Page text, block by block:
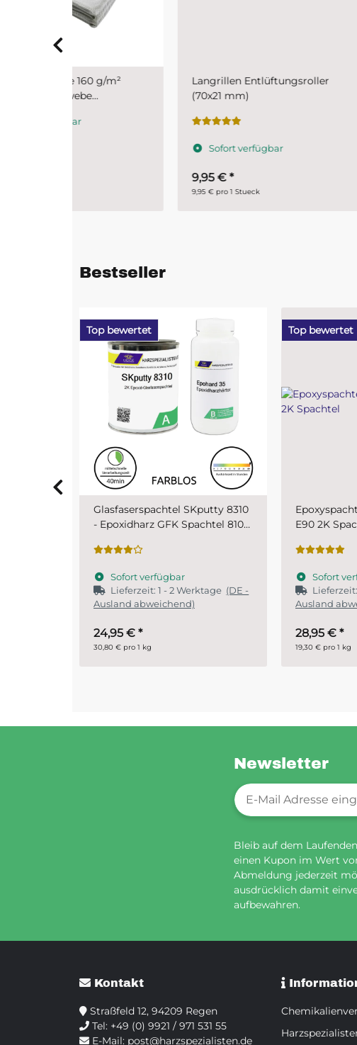
Langrillen Entlüftungsroller
(70x21 mm)
Epoxid
SKresin
Bestseller
Top bewertet
Epoxyspachtel Set 1,5 kg MIPA
E90 2K Spachtel
Sofort verfügbar
Lieferzeit:1 - 2 Werktage (DE -
Ausland abweichend)
28,95 € *
19,30 € pro 1 kg
Top bewertet
PUR
SKresin
Sofort
ab14,95 €
29,90 € pro 1 kg
Newsletter
Newsletter-
Bleib auf dem
einen Kupon im Wert
Abmeldung jederzeit
ausdrücklich damit
aufbewahren.
Kontakt
Straßfeld 12, 94209 Regen
Tel: +49 (0) 9921 / 971 531 55
E-Mail: post@harzspezialisten.de